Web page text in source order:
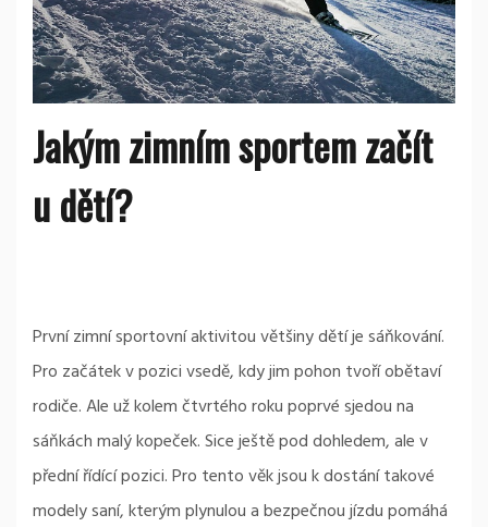
Jakým zimním sportem začít
u dětí?
První zimní sportovní aktivitou většiny dětí je sáňkování.
Pro začátek v pozici vsedě, kdy jim pohon tvoří obětaví
rodiče. Ale už kolem čtvrtého roku poprvé sjedou na
sáňkách malý kopeček. Sice ještě pod dohledem, ale v
přední řídící pozici. Pro tento věk jsou k dostání takové
modely saní, kterým plynulou a bezpečnou jízdu pomáhá